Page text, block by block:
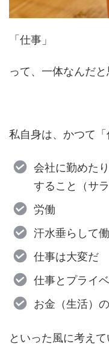
「仕事」
って、一体なんだと
私自身は、かつて
会社に勤めた
すること（サ
労働
汗水垂らして
仕事は大変だ
仕事とプライ
お金（生活）
といった風に考えて